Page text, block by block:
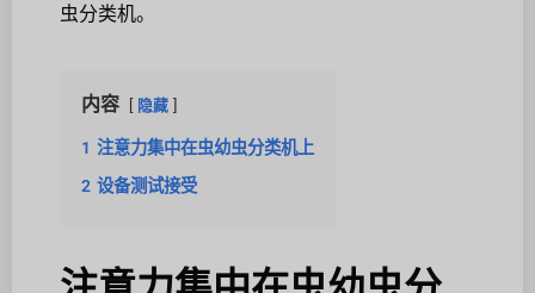
虫分类机。
内容 隐藏
1 注意力集中在虫幼虫分类机上
2 设备测试接受